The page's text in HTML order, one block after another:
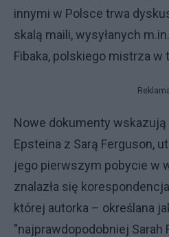
innymi w Polsce trwa
skalą maili, wysyłanych
Fibaka, polskiego mistrza w
Nowe dokumenty wskazują
Epsteina z Sarą Ferguson,
jego pierwszym pobycie w
znalazła się
której autorka – określana
"najprawdopodobniej Sarah